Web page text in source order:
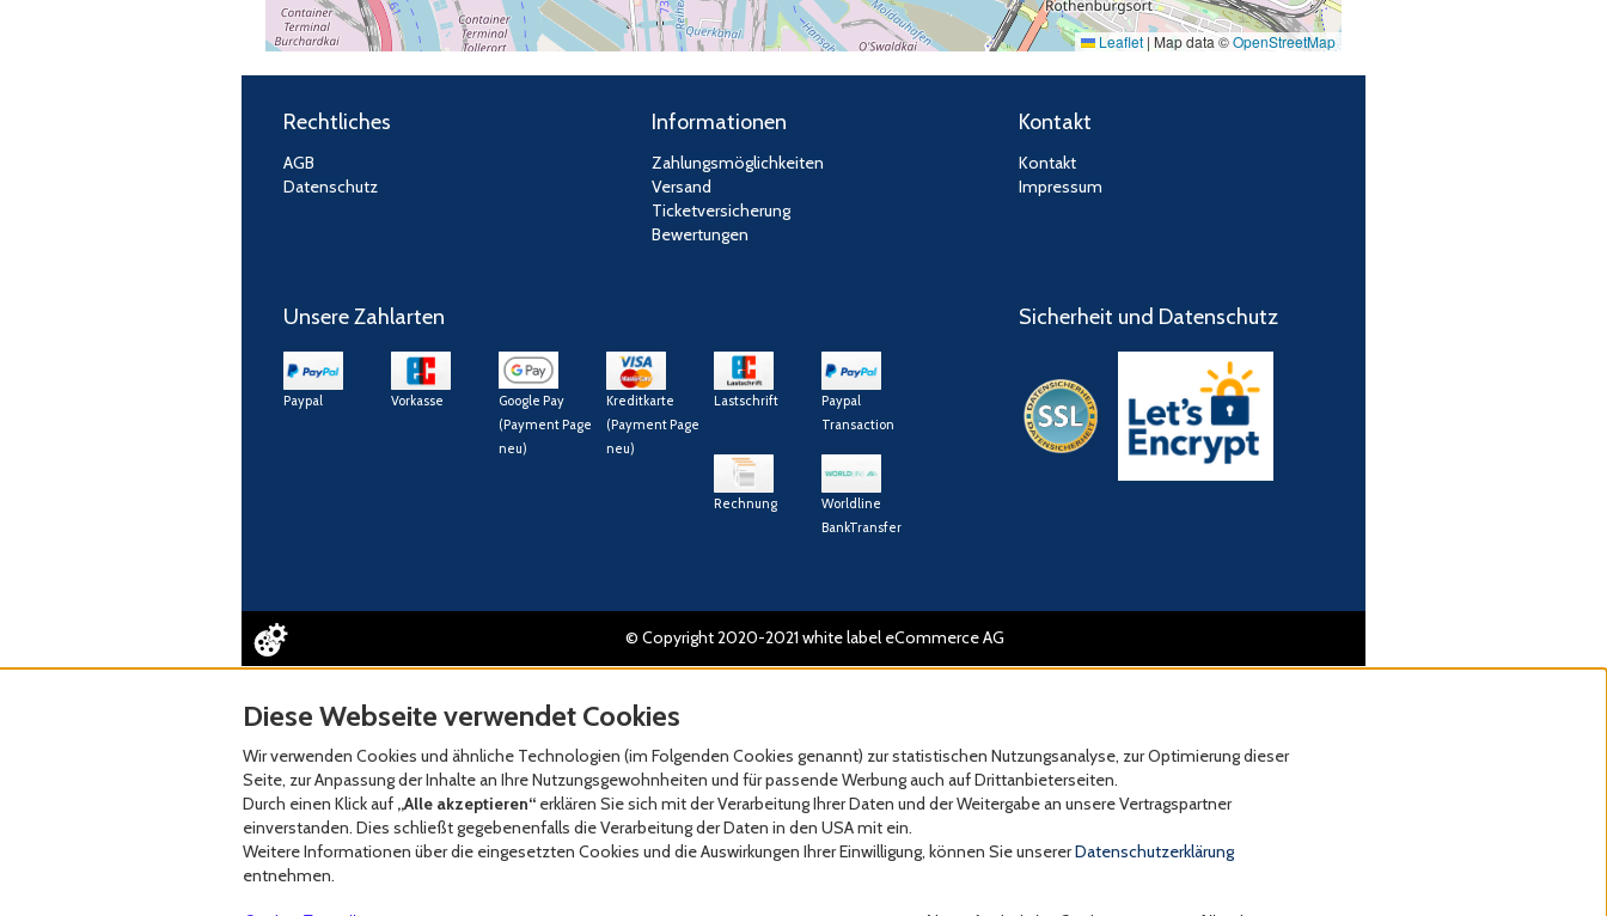
Leaflet | Map data ©OpenStreetMap
Rechtliches
AGB
Datenschutz
Informationen
Zahlungsmöglichkeiten
Versand
Ticketversicherung
Bewertungen
Kontakt
Kontakt
Impressum
Unsere Zahlarten
Paypal Vorkasse
Google Pay
(Payment Page
neu)
Kreditkarte
(Payment Page
neu)
Lastschrift
Paypal
Transaction
Rechnung
Worldline
BankTransfer
Sicherheit und Datenschutz
© Copyright 2020-2021 white label eCommerce AG
Diese Webseite verwendet Cookies
Wir verwenden Cookies und ähnliche Technologien (im Folgenden Cookies genannt) zur statistischen Nutzungsanalyse, zur Optimierung dieser
Seite, zur Anpassung der Inhalte an Ihre Nutzungsgewohnheiten und für passende Werbung auch auf Drittanbieterseiten.
Durch einen Klick auf „Alle akzeptieren“ erklären Sie sich mit der Verarbeitung Ihrer Daten und der Weitergabe an unsere Vertragspartner
einverstanden. Dies schließt gegebenenfalls die Verarbeitung der Daten in den USA mit ein.
Weitere Informationen über die eingesetzten Cookies und die Auswirkungen Ihrer Einwilligung, können Sie unsererDatenschutzerklärung
entnehmen.